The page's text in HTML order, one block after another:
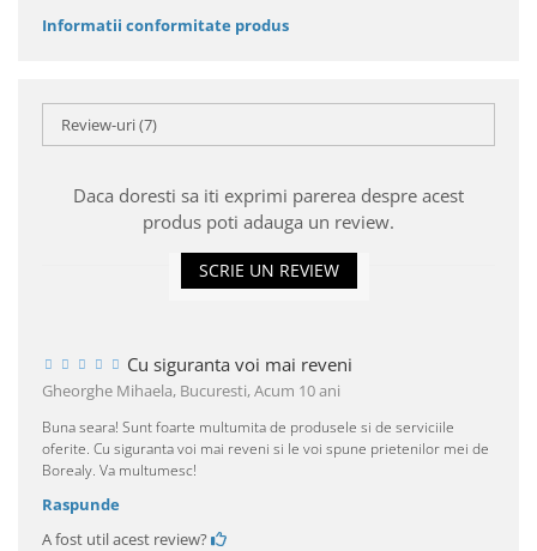
Informatii conformitate produs
Review-uri(7)
Daca doresti sa iti exprimi parerea despre acest
produs poti adauga un review.
SCRIE UN REVIEW
Cu siguranta voi mai reveni
Gheorghe Mihaela, Bucuresti,Acum 10 ani
Buna seara! Sunt foarte multumita de produsele si de serviciile
oferite. Cu siguranta voi mai reveni si le voi spune prietenilor mei de
Borealy. Va multumesc!
Raspunde
A fost util acest review?